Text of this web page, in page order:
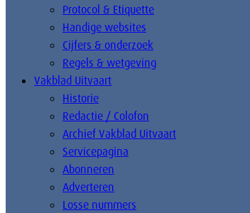
Protocol & Etiquette
Handige websites
Cijfers & onderzoek
Regels & wetgeving
Vakblad Uitvaart
Historie
Redactie / Colofon
Archief Vakblad Uitvaart
Servicepagina
Abonneren
Adverteren
Losse nummers